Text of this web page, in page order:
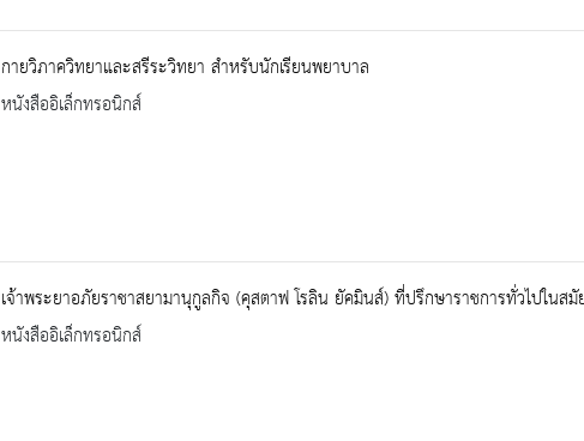
กายวิภาควิทยาและสรีระวิทยา สำหรับนักเรียนพยาบาล
หนังสืออิเล็กทรอนิกส์
เจ้าพระยาอภัยราชาสยามานุกูลกิจ (คุสตาฟ โรลิน ยัคมินส์) ที่ปรึกษาราชการทั่วไปในส
หนังสืออิเล็กทรอนิกส์